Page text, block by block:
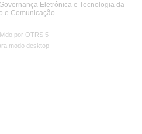
Eletrônica e Tecnologia da
e Comunicação
por OTRS 5
modo desktop